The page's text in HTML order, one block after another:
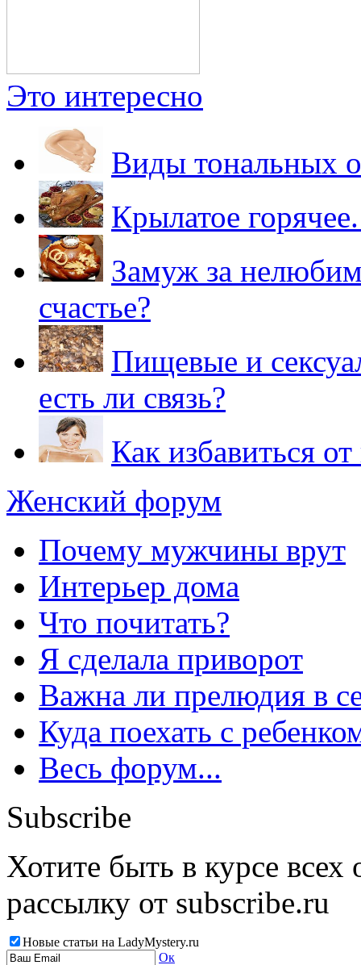
Это интересно
Виды тональных
Крылатое
Замуж за
счастье?
Пищевые и
есть ли связь?
Как избавиться
Женский форум
Почему мужчины врут
Интерьер дома
Что почитать?
Я сделала приворот
Важна ли прелюдия в
Куда поехать с
Весь форум...
Subscribe
Хотите быть в курсе
рассылку от subscribe.ru
Новые статьи на LadyMystery.ru
Ок